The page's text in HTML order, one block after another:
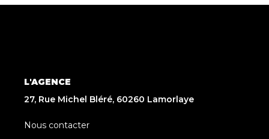
L'AGENCE
27, Rue Michel Bléré, 60260 Lamorlaye
Nous contacter